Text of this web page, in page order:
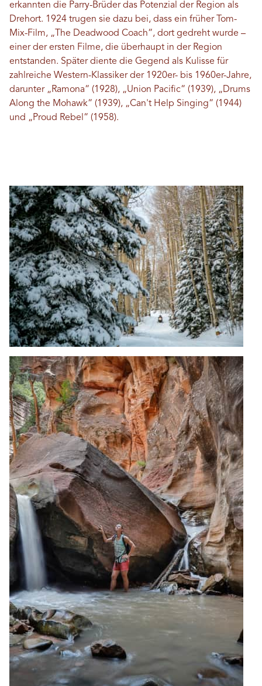
erkannten die Parry-Brüder das Potenzial der Region als
Drehort. 1924 trugen sie dazu bei, dass ein früher Tom-
Mix-Film, „The Deadwood Coach“, dort gedreht wurde –
einer der ersten Filme, die überhaupt in der Region
entstanden. Später diente die Gegend als Kulisse für
zahlreiche Western-Klassiker der 1920er- bis 1960er-Jahre,
darunter „Ramona“ (1928), „Union Pacific“ (1939), „Drums
Along the Mohawk“ (1939), „Can't Help Singing“ (1944)
und „Proud Rebel“ (1958).